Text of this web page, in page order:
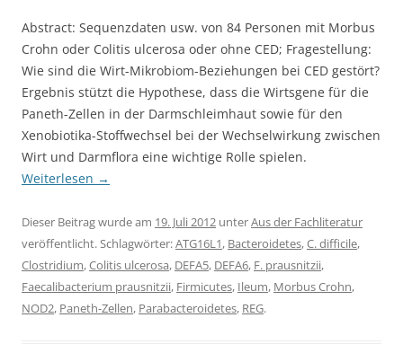
Abstract: Sequenzdaten usw. von 84 Personen mit Morbus
Crohn oder Colitis ulcerosa oder ohne CED; Fragestellung:
Wie sind die Wirt-Mikrobiom-Beziehungen bei CED gestört?
Ergebnis stützt die Hypothese, dass die Wirtsgene für die
Paneth-Zellen in der Darmschleimhaut sowie für den
Xenobiotika-Stoffwechsel bei der Wechselwirkung zwischen
Wirt und Darmflora eine wichtige Rolle spielen.
Weiterlesen →
Dieser Beitrag wurde am 19. Juli 2012 unterAus der Fachliteratur
veröffentlicht. Schlagwörter:ATG16L1, Bacteroidetes,C. difficile,
Clostridium,Colitis ulcerosa, DEFA5, DEFA6, F. prausnitzii,
Faecalibacterium prausnitzii, Firmicutes, Ileum, Morbus Crohn,
NOD2, Paneth-Zellen, Parabacteroidetes, REG.